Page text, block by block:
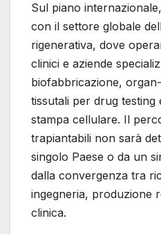
Sul piano
con il settore globale
rigenerativa, dove
clinici e aziende
biofabbricazione,
tissutali per drug testing
stampa cellulare. Il
trapiantabili non sarà
singolo Paese o da un
dalla convergenza tra
ingegneria, produzione
clinica.